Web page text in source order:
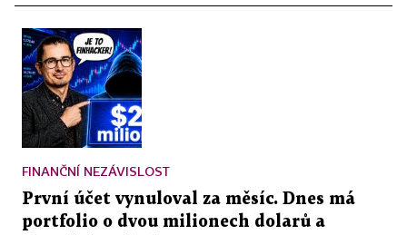
FINANČNÍ NEZÁVISLOST
První účet vynuloval za měsíc. Dnes má
portfolio o dvou milionech dolarů a